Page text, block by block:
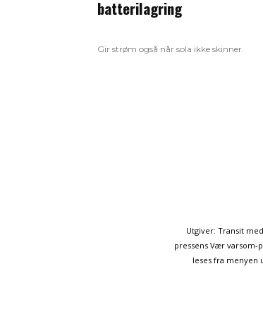
batterilagring
Gir strøm også når sola ikke skinner.
Utgiver: Transit
pressens Vær
leses fra menyen